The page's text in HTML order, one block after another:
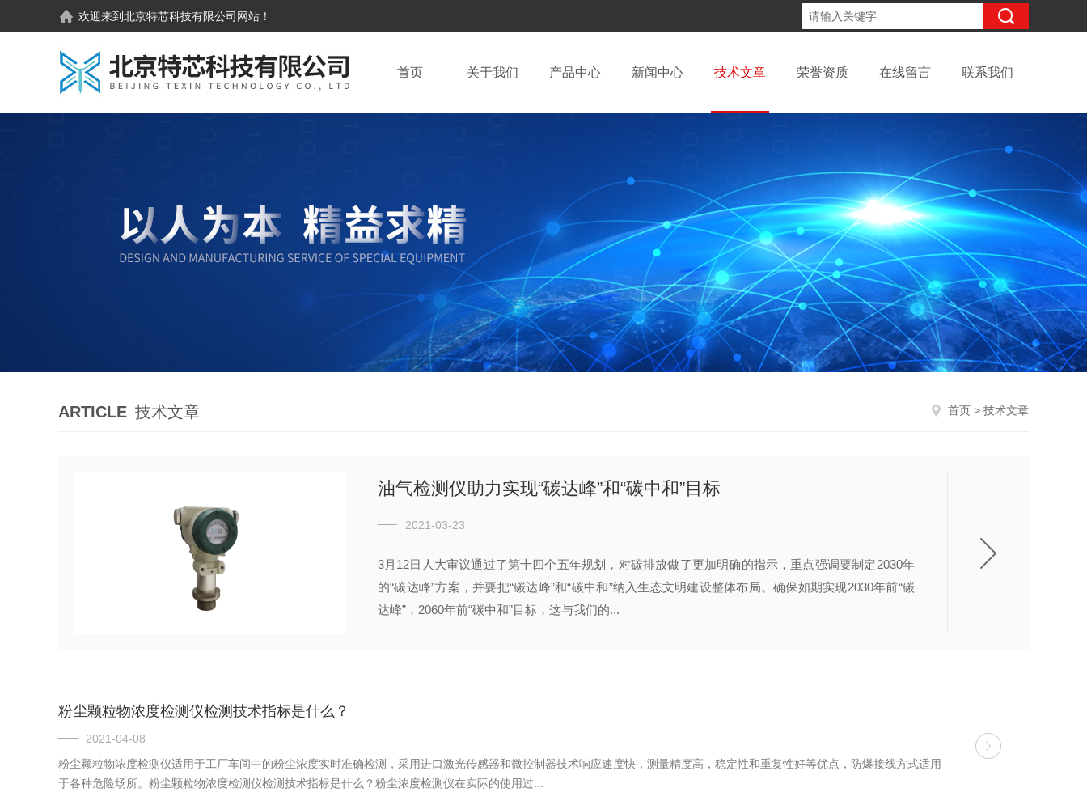
欢迎来到北京特芯科技有限公司 网站！
首页 关于我们 产品中心 新闻中心 技术文章 荣誉资质 在线留言 联系我们
ARTICLE 技术文章 首页 > 技术文章
油气检测仪助力实现“碳达峰”和“碳中和”目标
2021-03-23
3月12日人大审议通过了第十四个五年规划，对碳排放做了更加明确的指示，重点强调要制定2030年
的“碳达峰”方案，并要把“碳达峰”和“碳中和”纳入生态文明建设整体布局。确保如期实现2030年前“碳
达峰”，2060年前“碳中和”目标，这与我们的...
粉尘颗粒物浓度检测仪检测技术指标是什么？
2021-04-08
粉尘颗粒物浓度检测仪适用于工厂车间中的粉尘浓度实时准确检测，采用进口激光传感器和微控制器技术响应速度快，测量精度高，稳定性和重复性好等优点，防爆接线方式适用
于各种危险场所。粉尘颗粒物浓度检测仪检测技术指标是什么？粉尘浓度检测仪在实际的使用过...